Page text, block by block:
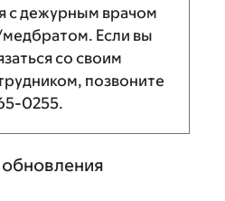
с дежурным врачом
Если вы
со своим
позвоните
0255.